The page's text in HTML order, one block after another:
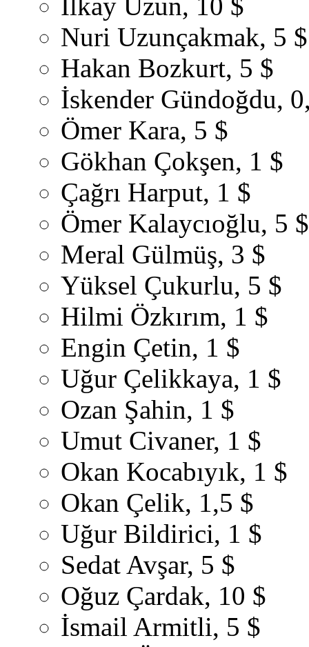
İlkay Uzun, 10 $
Nuri Uzunçakmak, 5 $
Hakan Bozkurt, 5 $
İskender Gündoğdu,
Ömer Kara, 5 $
Gökhan Çokşen, 1 $
Çağrı Harput, 1 $
Ömer Kalaycıoğlu, 5 $
Meral Gülmüş, 3 $
Yüksel Çukurlu, 5 $
Hilmi Özkırım, 1 $
Engin Çetin, 1 $
Uğur Çelikkaya, 1 $
Ozan Şahin, 1 $
Umut Civaner, 1 $
Okan Kocabıyık, 1 $
Okan Çelik, 1,5 $
Uğur Bildirici, 1 $
Sedat Avşar, 5 $
Oğuz Çardak, 10 $
İsmail Armitli, 5 $